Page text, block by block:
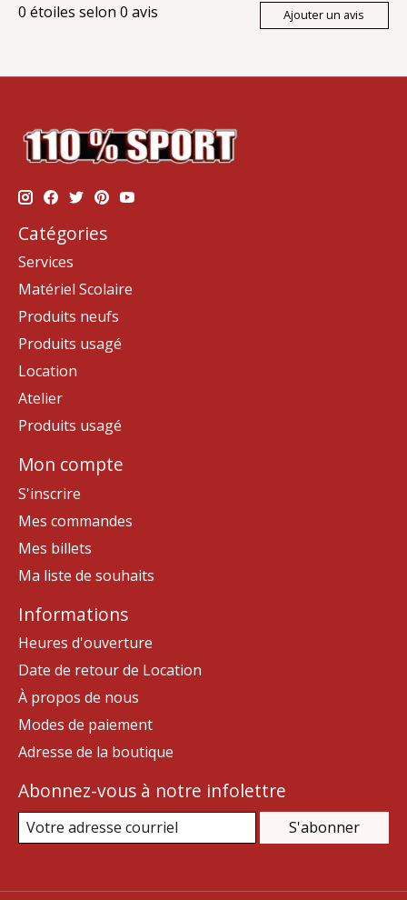
0 étoiles selon 0 avis Ajouter un avis
Catégories
Services
Matériel Scolaire
Produits neufs
Produits usagé
Location
Atelier
Produits usagé
Mon compte
S'inscrire
Mes commandes
Mes billets
Ma liste de souhaits
Informations
Heures d'ouverture
Date de retour de Location
À propos de nous
Modes de paiement
Adresse de la boutique
Abonnez-vous à notre infolettre
S'abonner